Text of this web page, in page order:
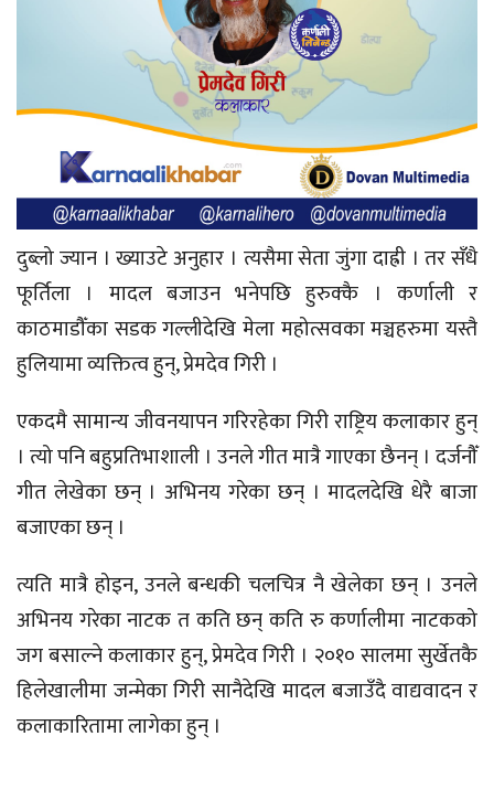
दुब्लो ज्यान । ख्याउटे अनुहार । त्यसैमा सेता जुंगा दाह्री । तर सँधै
फूर्तिला । मादल बजाउन भनेपछि हुरुक्कै । कर्णाली र
काठमाडौँका सडक गल्लीदेखि मेला महोत्सवका मञ्चहरुमा यस्तै
हुलियामा व्यक्तित्व हुन्, प्रेमदेव गिरी ।
एकदमै सामान्य जीवनयापन गरिरहेका गिरी राष्ट्रिय कलाकार हुन्
। त्यो पनि बहुप्रतिभाशाली । उनले गीत मात्रै गाएका छैनन् । दर्जनौँ
गीत लेखेका छन् । अभिनय गरेका छन् । मादलदेखि धेरै बाजा
बजाएका छन् ।
त्यति मात्रै होइन, उनले बन्धकी चलचित्र नै खेलेका छन् । उनले
अभिनय गरेका नाटक त कति छन् कति रु कर्णालीमा नाटकको
जग बसाल्ने कलाकार हुन्, प्रेमदेव गिरी । २०१० सालमा सुर्खेतकै
हिलेखालीमा जन्मेका गिरी सानैदेखि मादल बजाउँदै वाद्यवादन र
कलाकारितामा लागेका हुन् ।